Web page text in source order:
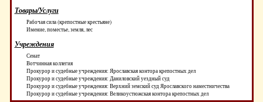
Товары/Услуги
Рабочая сила (крепостные крестьяне)
Имение, поместье, земля, лес
Учреждения
Сенат
Вотчинная коллегия
Прокурор и судебные учреждения: Ярославская контора крепостных дел
Прокурор и судебные учреждения: Даниловский уездный суд
Прокурор и судебные учреждения: Верхний земский суд Ярославского наместничества
Прокурор и судебные учреждения: Великоустюжская контора крепостных дел